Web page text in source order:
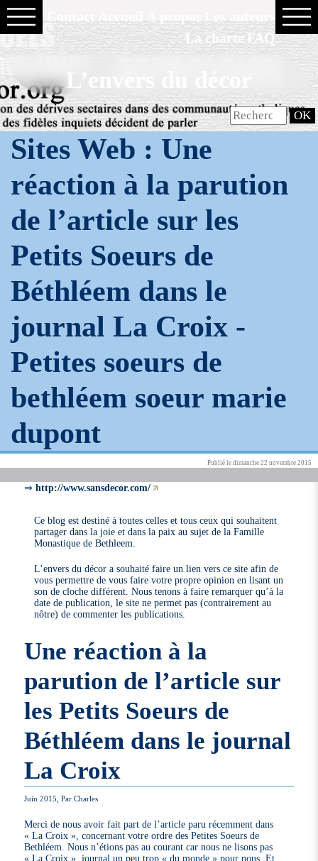
La charte FAQ
L’envers du décor
Sites Web : Une
réaction à la parution
de l’article sur les
Petits Soeurs de
Béthléem dans le
journal La Croix -
Petites soeurs de
bethléem soeur marie
dupont
Publié le dimanche 22 novembre 2015
⇒http://www.sansdecor.com/
Ce blog est destiné à toutes celles et tous ceux qui souhaitent
partager dans la joie et dans la paix au sujet de la Famille
Monastique de Bethleem.
L’envers du décor a souhaité faire un lien vers ce site afin de
vous permettre de vous faire votre propre opinion en lisant un
son de cloche différent. Nous tenons à faire remarquer qu’à la
date de publication, le site ne permet pas (contrairement au
nôtre) de commenter les publications.
Une réaction à la
parution de l’article sur
les Petits Soeurs de
Béthléem dans le journal
La Croix
Juin 2015, Par Charles
Merci de nous avoir fait part de l’article paru récemment dans
« La Croix », concernant votre ordre des Petites Soeurs de
Bethléem. Nous n’étions pas au courant car nous ne lisons pas
« La Croix », journal un peu trop « du monde » pour nous. Et